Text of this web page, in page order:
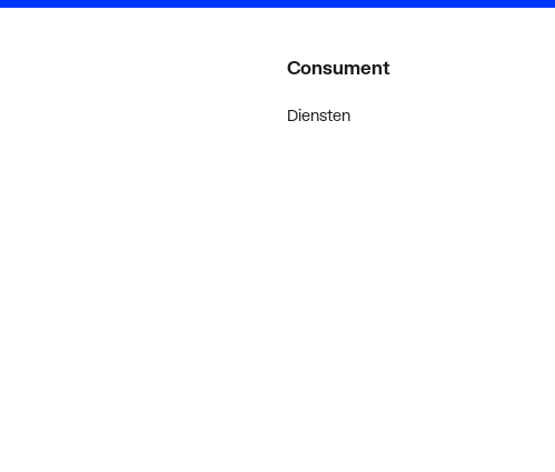
Consument
Diensten